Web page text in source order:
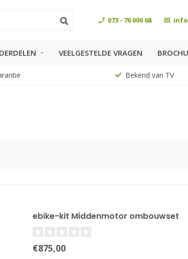
073 - 76 000 68
VEELGESTELDE VRAGEN
Bekend van TV
ebike-kit Middenmotor ombouwset
€875,00